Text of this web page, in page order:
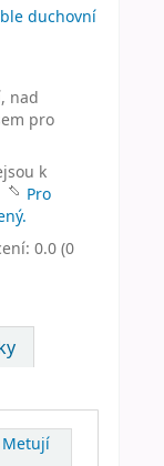
duchovní
nad
pro
k
Pro
0.0 (0
Metují